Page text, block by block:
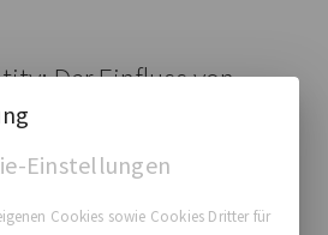
Der Einfluss von
und
Faktor für das psychische
Einstellungen
Cookies sowie Cookies Dritter für